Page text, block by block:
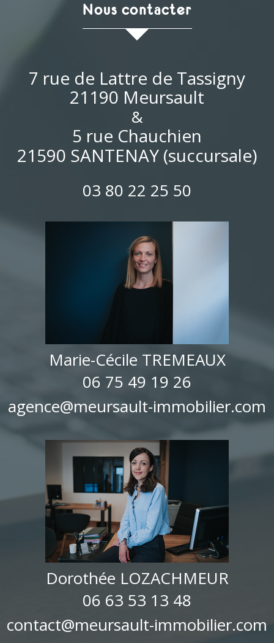
nous contacter
7 rue de Lattre de Tassigny
21190 Meursault
&
5 rue Chauchien
21590 SANTENAY (succursale)
03 80 22 25 50
Marie-Cécile TREMEAUX
06 75 49 19 26
agence@meursault-immobilier.com
Dorothée LOZACHMEUR
06 63 53 13 48
contact@meursault-immobilier.com